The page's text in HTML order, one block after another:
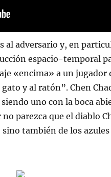
al adversario y, en
espacio-temporal
«encima» a un jugador
y al ratón”. Chen
uno con la boca
parezca que el diablo
también de los